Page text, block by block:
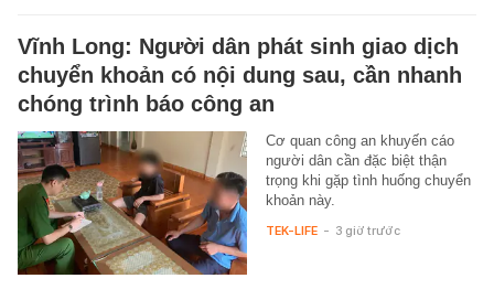
Vĩnh Long: Người dân phát sinh giao dịch
chuyển khoản có nội dung sau, cần nhanh
chóng trình báo công an
Cơ quan công an khuyến cáo
người dân cần đặc biệt thận
trọng khi gặp tình huống chuyển
khoản này.
TEK-LIFE - 3 giờ trước